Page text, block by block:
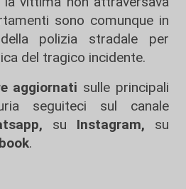
sono comunque in
polizia stradale per
del tragico incidente.
aggiornati sulle principali
seguiteci sul canale
su Instagram, su
.